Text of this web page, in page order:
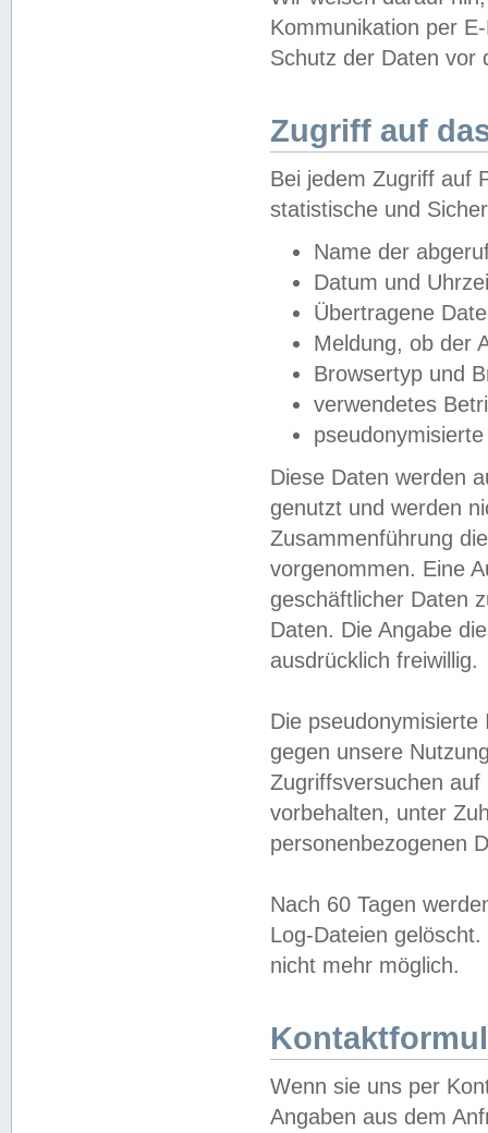
Kommunikation per
Schutz der Daten vor
Zugriff auf
Bei jedem Zugriff auf
statistische und
Name der
Datum und
Übertragene
Meldung, ob der
Browsertyp und
verwendetes
Diese Daten werden
genutzt und werden
Zusammenführung
vorgenommen. Eine
geschäftlicher Daten
Daten. Die Angabe
ausdrücklich freiwillig.
Die
gegen unsere
Zugriffsversuchen
vorbehalten, unter
personenbezogenen
Nach 60 Tagen
Log-Dateien
nicht mehr möglich.
Wenn sie uns per
Angaben aus dem